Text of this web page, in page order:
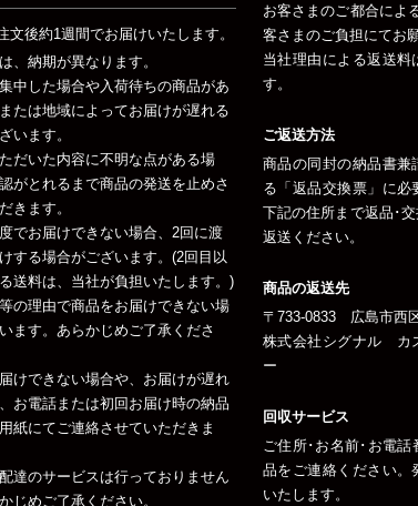
文後約1週間でお届けいたします。
、納期が異なります。
中した場合や入荷待ちの商品があ
たは地域によってお届けが遅れる
います。
だいた内容に不明な点がある場
がとれるまで商品の発送を止めさ
きます。
でお届けできない場合、2回に渡
する場合がございます。(2回目以
送料は、当社が負担いたします。)
の理由で商品をお届けできない場
ます。あらかじめご了承くださ
けできない場合や、お届けが遅れ
お電話または初回お届け時の納品
紙にてご連絡させていただきま
達のサービスは行っておりません
じめご了承ください。
お客さまのご都合によ
客さまのご負担にてお
当社理由による返送料
す。
ご返送方法
商品の同封の納品書兼
る「返品交換票」に必
下記の住所まで返品･
返送ください。
商品の返送先
〒733-0833 広島市西
株式会社シグナル カ
ー
回収サービス
ご住所･お名前･お電
品をご連絡ください。
いたします。